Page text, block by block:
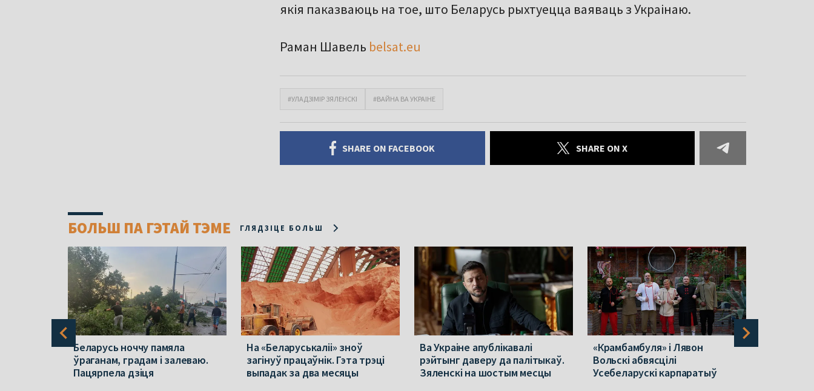
якія паказваюць на тое, што Беларусь рыхтуецца ваяваць з Украінаю.
Раман Шавель belsat.eu
#УЛАДЗІМІР ЗЯЛЕНСКІ #ВАЙНА ВА УКРАІНЕ
SHARE ON FACEBOOK SHARE ON X
БОЛЬШ ПА ГЭТАЙ ТЭМЕ ГЛЯДЗІЦЕ БОЛЬШ
Беларусь ноччу памяла
ўраганам, градам і залеваю.
Пацярпела дзіця
На «Беларуськаліі» зноў
загінуў працаўнік. Гэта трэці
выпадак за два месяцы
Ва Украіне апублікавалі
рэйтынг даверу да палітыкаў.
Зяленскі на шостым месцы
«Крамбамбуля» і Лявон
Вольскі абвясцілі
Усебеларускі карпаратыў